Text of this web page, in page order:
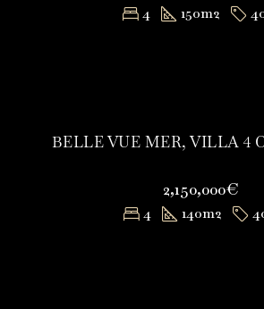
4 150m2
BELLE VUE MER, VILLA 4
2,150,000€
4 140m2